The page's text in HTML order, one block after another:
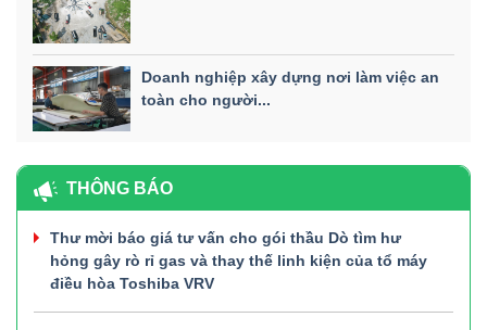
Doanh nghiệp xây dựng nơi làm việc an
toàn cho người...
THÔNG BÁO
Thư mời báo giá tư vấn cho gói thầu Dò tìm hư
hỏng gây rò rỉ gas và thay thế linh kiện của tổ máy
điều hòa Toshiba VRV